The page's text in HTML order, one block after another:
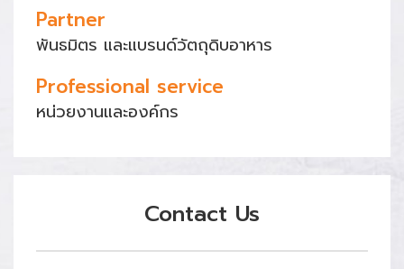
Partner
พันธมิตร และแบรนด์วัตถุดิบอาหาร
Professional service
หน่วยงานและองค์กร
Contact Us